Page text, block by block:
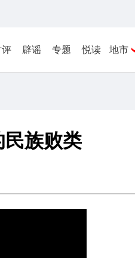
评 辟谣 专题 悦读 地市
民族败类